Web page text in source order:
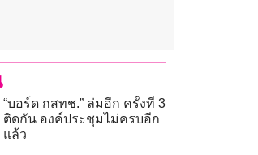
“บอร์ด กสทช.” ล่มอีก ครั้งที่ 3
ติดกัน องค์ประชุมไม่ครบอีก
แล้ว